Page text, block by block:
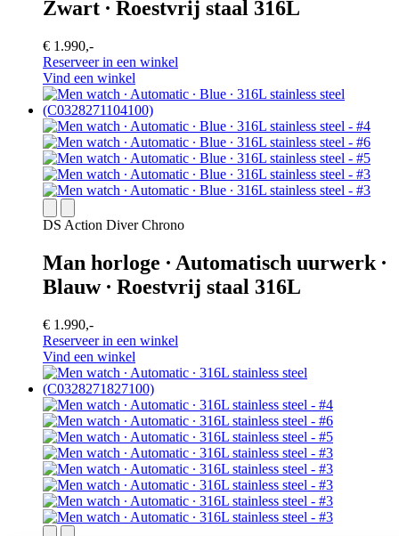
Zwart ∙ Roestvrij staal 316L
€ 1.990,-
Reserveer in een winkel
Vind een winkel
DS Action Diver Chrono
Man horloge ∙ Automatisch uurwerk ∙
Blauw ∙ Roestvrij staal 316L
€ 1.990,-
Reserveer in een winkel
Vind een winkel